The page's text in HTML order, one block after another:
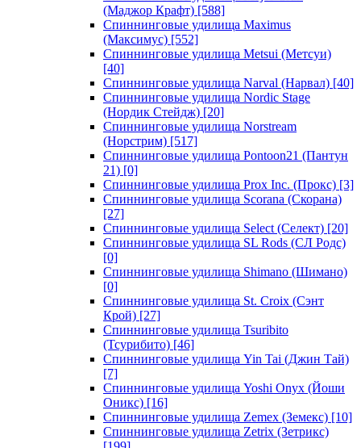
(Маджор Крафт) [588]
Спиннинговые удилища Maximus
(Максимус) [552]
Спиннинговые удилища Metsui (Метсуи)
[40]
Спиннинговые удилища Narval (Нарвал) [40]
Спиннинговые удилища Nordic Stage
(Нордик Стейдж) [20]
Спиннинговые удилища Norstream
(Норстрим) [517]
Спиннинговые удилища Pontoon21 (Пантун
21) [0]
Спиннинговые удилища Prox Inc. (Прокс) [3]
Спиннинговые удилища Scorana (Скорана)
[27]
Спиннинговые удилища Select (Селект) [20]
Спиннинговые удилища SL Rods (СЛ Родс)
[0]
Спиннинговые удилища Shimano (Шимано)
[0]
Спиннинговые удилища St. Croix (Сэнт
Крой) [27]
Спиннинговые удилища Tsuribito
(Тсурибито) [46]
Спиннинговые удилища Yin Tai (Джин Тай)
[7]
Спиннинговые удилища Yoshi Onyx (Йоши
Оникс) [16]
Спиннинговые удилища Zemex (Земекс) [10]
Спиннинговые удилища Zetrix (Зетрикс)